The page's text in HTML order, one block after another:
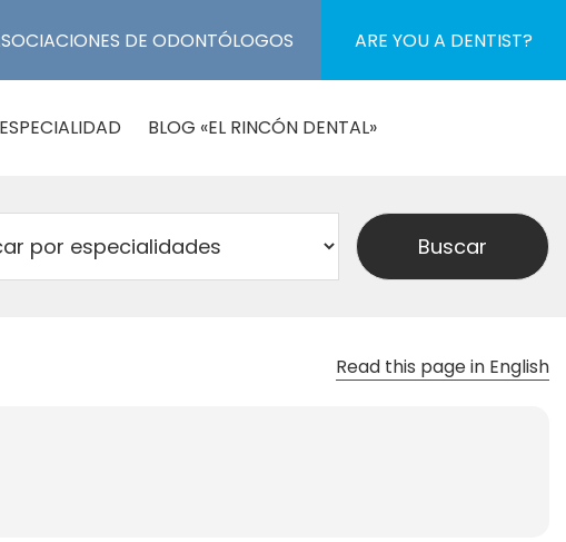
DE ODONTÓLOGOS ARE YOU A DENTIST?
BLOG «EL RINCÓN DENTAL»
Read this page in English